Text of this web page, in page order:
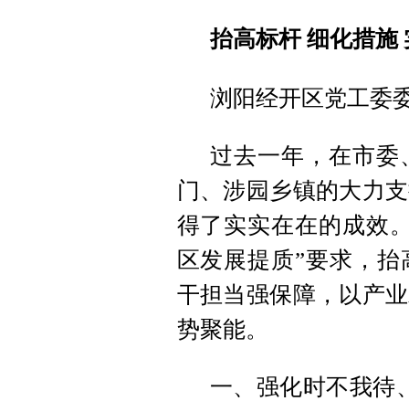
抬高标杆 细化措施
浏阳经开区党工委
过去一年，在市委
门、涉园乡镇的大力
得了实实在在的成效
区发展提质”要求，
干担当强保障，以产
势聚能。
一、强化时不我待